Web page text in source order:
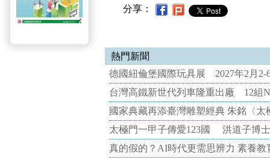
分享：
熱門新聞
德國紐倫堡國際玩具展 2027年2月2-
台灣高鐵新世代列車隆重出廠 12組
國家典藏再添臺灣雕塑經典 朱銘〈
太極門一甲子傳愛123國 洪道子博
真的假的？AI時代更需思辨力 素養